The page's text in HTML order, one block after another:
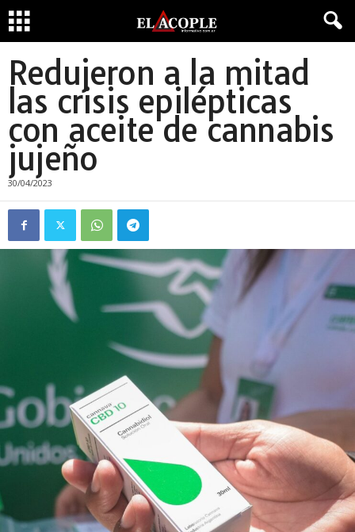
Redujeron a la mitad
las crisis epilépticas
con aceite de cannabis
jujeño
30/04/2023